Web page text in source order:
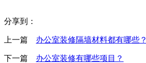
分享到：
上一篇 办公室装修隔墙材料都有哪些？
下一篇 办公室装修有哪些项目？